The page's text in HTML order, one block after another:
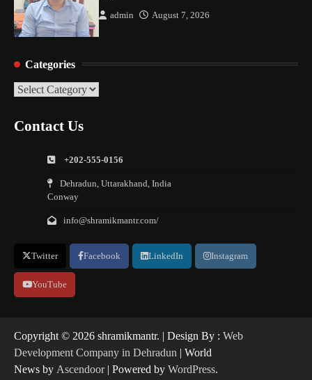
admin August 7, 2026
Categories
Categories
Contact Us
+202-555-0156
Dehradun, Uttarakhand, India
Conway
info@shramikmantr.com/
Twitter Facebook LinkedIn Instagram
YouTube
Copyright ©️ 2026 shramikmantr. | Design By : Web
Development Company in Dehradun | World
News by Ascendoor| Powered by WordPress.